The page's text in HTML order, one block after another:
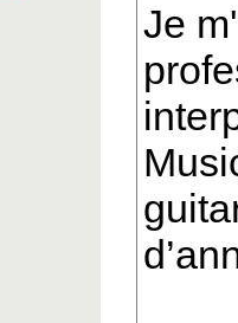
Je